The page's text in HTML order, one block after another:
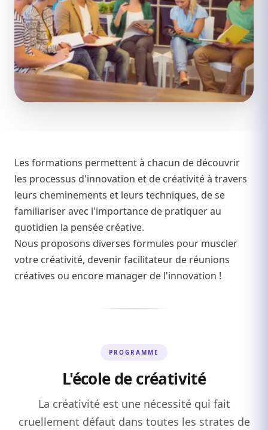
Les formations permettent à chacun de découvrir
les processus d'innovation et de créativité à travers
leurs cheminements et leurs techniques, de se
familiariser avec l'importance de pratiquer au
quotidien la pensée créative.
Nous proposons diverses formules pour muscler
votre créativité, devenir facilitateur de réunions
créatives ou encore manager de l'innovation !
PROGRAMME
L'école de créativité
La créativité est une nécessité qui fait
cruellement défaut dans toutes les strates de